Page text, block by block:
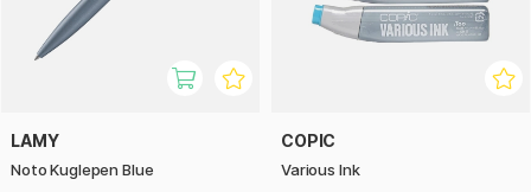
LAMY
Noto Kuglepen Blue
COPIC
Various Ink